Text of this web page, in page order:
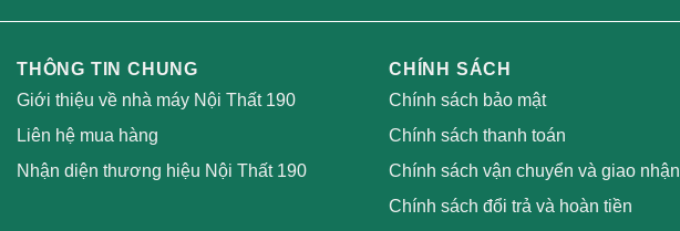
THÔNG TIN CHUNG
Giới thiệu về nhà máy Nội Thất 190
Liên hệ mua hàng
Nhận diện thương hiệu Nội Thất 190
CHÍNH SÁCH
Chính sách bảo mật
Chính sách thanh toán
Chính sách vận chuyển và giao nhận
Chính sách đổi trả và hoàn tiền